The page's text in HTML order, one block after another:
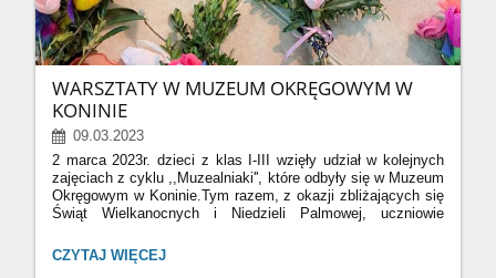
WARSZTATY W MUZEUM OKRĘGOWYM W
KONINIE
09.03.2023
2 marca 2023r. dzieci z klas I-III wzięły udział w kolejnych
zajęciach z cyklu ,,Muzealniaki'', które odbyły się w Muzeum
Okręgowym w Koninie.Tym razem, z okazji zbliżających się
Świąt Wielkanocnych i Niedzieli Palmowej, uczniowie
upamiętnia? Co symbolizuje palemka? Po obejrzeniu
i wysłuchaniu ciekawej prezentacji dzieci wykonały swoje
WARSZTATY
CZYTAJ WIĘCEJ